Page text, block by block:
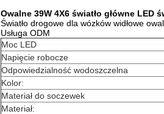
Owalne 39W 4X6 światło główne
Światło drogowe dla wózków widłowe
Usługa ODM
Moc LED
Napięcie robocze
Odpowiedzialność wodoszczelna
Kolor:
Materiał do soczewek
Materiał: